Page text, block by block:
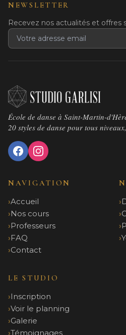
NEWSLETTER
Recevez nos actualités et offres
École de danse à Saint-Martin-
20 styles de danse pour tous
NAVIGATION
Accueil
Nos cours
Professeurs
FAQ
Contact
LE STUDIO
Inscription
Voir le planning
Galerie
Témoignages